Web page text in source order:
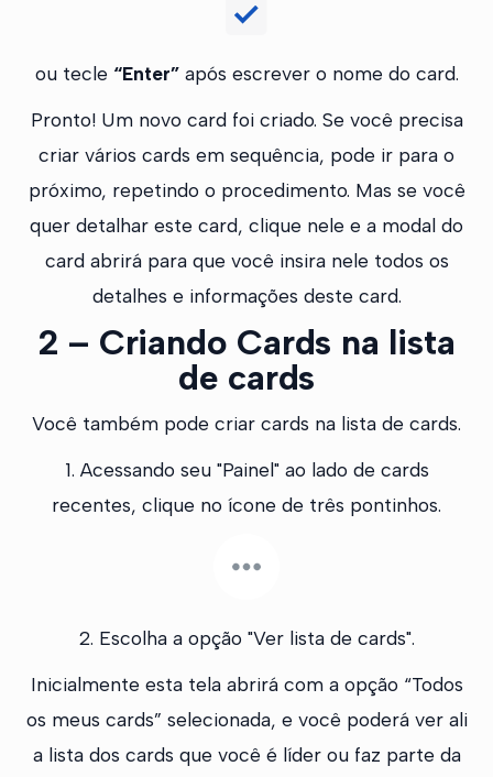
ou tecle “Enter”após escrever o nome do card.
Pronto! Um novo card foi criado. Se você precisa
criar vários cards em sequência, pode ir para o
próximo, repetindo o procedimento. Mas se você
quer detalhar este card, clique nele e a modal do
card abrirá para que você insira nele todos os
detalhes e informações deste card.
2 – Criando Cards na lista
de cards
Você também pode criar cards na lista de cards.
1. Acessando seu "Painel" ao lado de cards
recentes, clique no ícone de três pontinhos.
2. Escolha a opção "Ver lista de cards".
Inicialmente esta tela abrirá com a opção “Todos
os meus cards” selecionada, e você poderá ver ali
a lista dos cards que você é líder ou faz parte da